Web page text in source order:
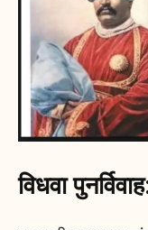
विधवा